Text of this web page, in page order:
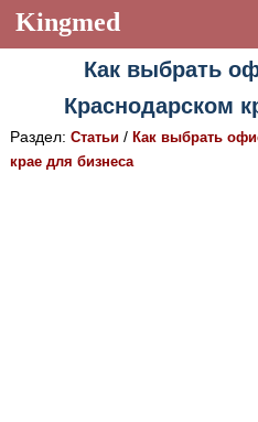
Kingmed
Учебный материал
Видеогалерея 899
Фотогалерея (1906)
Пароль
Как выбрать
Краснодарском
Раздел: Статьи/ Как выбрать
крае для бизнеса